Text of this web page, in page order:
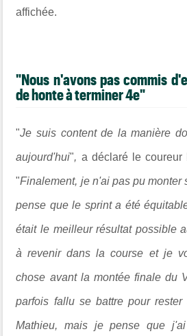
affichée.
"Nous n'avons pas commis
de honte à terminer 4e"
"Je suis content de la manière
aujourd'hui", a déclaré le coureur
"Finalement, je n'ai pas pu monter
pense que le sprint a été
était le meilleur résultat possible
à revenir dans la course et je
chose avant la montée finale du
parfois fallu se battre pour
Mathieu, mais je pense que